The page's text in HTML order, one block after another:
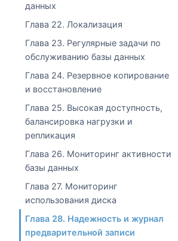
данных
Глава 22. Локализация
Глава 23. Регулярные задачи по
обслуживанию базы данных
Глава 24. Резервное копирование
и восстановление
Глава 25. Высокая доступность,
балансировка нагрузки и
репликация
Глава 26. Мониторинг активности
базы данных
Глава 27. Мониторинг
использования диска
Глава 28. Надежность и журнал
предварительной записи